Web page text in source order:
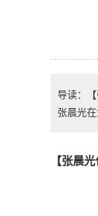
导读：
张晨光
【张晨